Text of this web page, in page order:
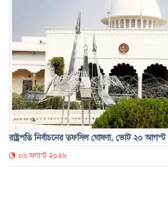
রাষ্ট্রপতি নির্বাচনের তফসিল ঘোষণা, ভোট ২০ আগস্ট
০৬ অগাস্ট ২০২৬